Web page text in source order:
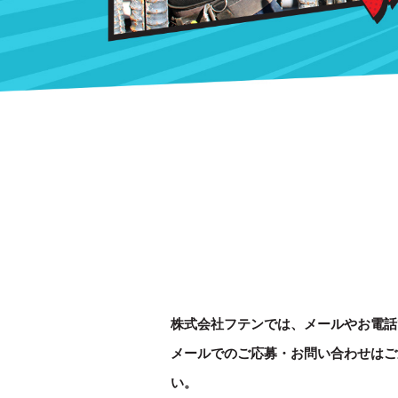
株式会社フテンでは、メールやお電
メールでのご応募・お問い合わせは
い。